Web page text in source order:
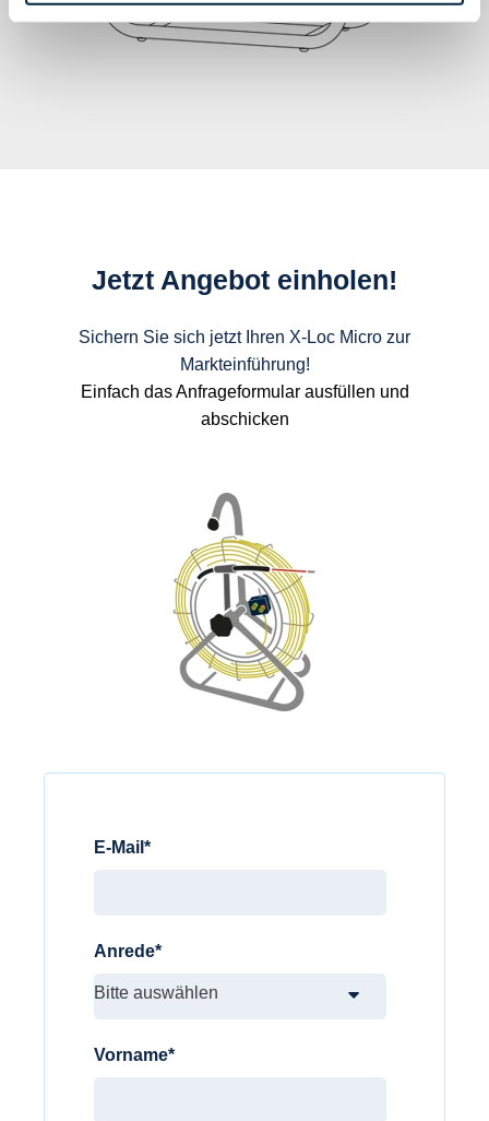
Jetzt Angebot einholen!
Sichern Sie sich jetzt Ihren X-Loc Micro zur
Markteinführung!
Einfach das Anfrageformular ausfüllen und
abschicken
E-Mail *
Anrede*
Vorname*